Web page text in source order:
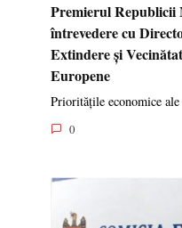
Premierul Republicii
întrevedere cu
Extindere și
Europene
Prioritățile economice
0